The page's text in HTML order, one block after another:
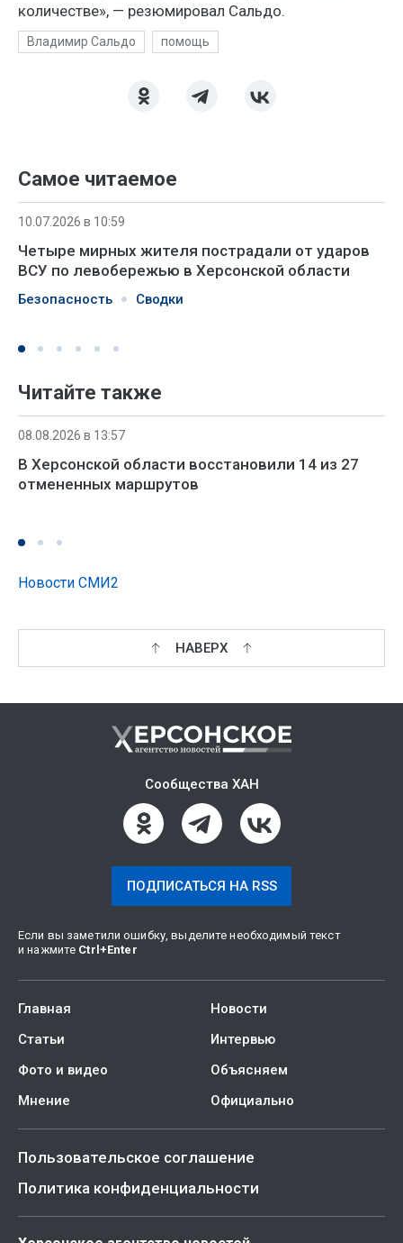
количестве», — резюмировал Сальдо.
Владимир Сальдо помощь
Самое читаемое
10.07.2026 в 10:59
Четыре мирных жителя пострадали от ударов
ВСУ по левобережью в Херсонской области
Безопасность Сводки
Читайте также
08.08.2026 в 13:57
В Херсонской области восстановили 14 из 27
отмененных маршрутов
Новости СМИ2
НАВЕРХ
Сообщества ХАН
ПОДПИСАТЬСЯ НА RSS
Если вы заметили ошибку, выделите необходимый текст
и нажмите Ctrl +Enter
Главная
Новости
Статьи
Интервью
Фото и видео
Объясняем
Мнение
Официально
Пользовательское соглашение
Политика конфиденциальности